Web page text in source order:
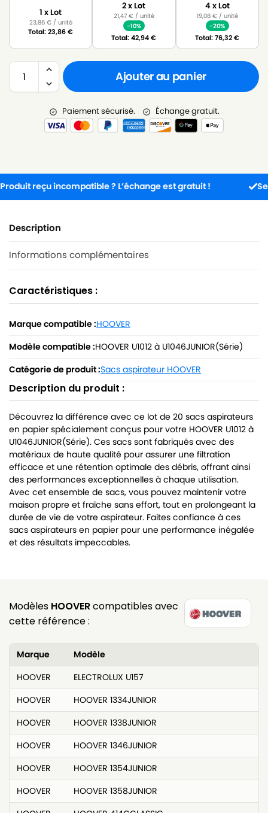
1 x Lot
23,86 €/ unité
Total:23,86€
2 x Lot
21,47 €/ unité
-10%
Total:42,94€
4 x Lot
19,08 €/ unité
-20%
Total:76,32€
Ajouter au panier
Paiement sécurisé. Échange gratuit.
reçu incompatible ? L’échange est gratuit !
Description
Informations complémentaires
Caractéristiques :
Marque compatible :HOOVER
Modèle compatible :HOOVER U1012 à U1046JUNIOR(Série)
Catégorie de produit :Sacs aspirateur HOOVER
Description du produit :
Découvrez la différence avec ce lot de 20 sacs aspirateurs
en papier spécialement conçus pour votre HOOVER U1012 à
U1046JUNIOR(Série). Ces sacs sont fabriqués avec des
matériaux de haute qualité pour assurer une filtration
efficace et une rétention optimale des débris, offrant ainsi
des performances exceptionnelles à chaque utilisation.
Avec cet ensemble de sacs, vous pouvez maintenir votre
maison propre et fraîche sans effort, tout en prolongeant la
durée de vie de votre aspirateur. Faites confiance à ces
sacs aspirateurs en papier pour une performance inégalée
et des résultats impeccables.
Modèles HOOVERcompatibles avec
cette référence :
Marque
Modèle
HOOVER
ELECTROLUX U157
HOOVER
HOOVER 1334JUNIOR
HOOVER
HOOVER 1338JUNIOR
HOOVER
HOOVER 1346JUNIOR
HOOVER
HOOVER 1354JUNIOR
HOOVER
HOOVER 1358JUNIOR